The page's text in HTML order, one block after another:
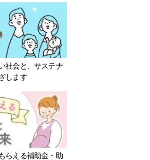
社会と、サステナ
します
らえる補助金・助